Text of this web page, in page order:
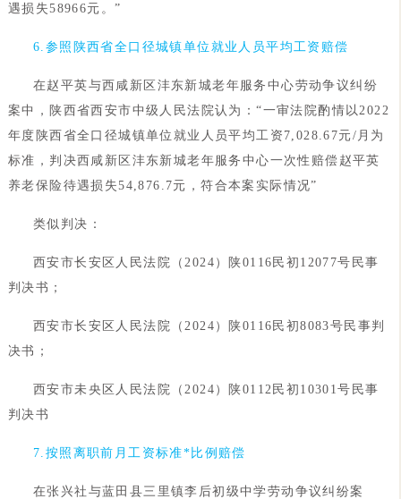
遇损失58966元。”
6.参照陕西省全口径城镇单位就业人员平均工资赔偿
在赵平英与西咸新区沣东新城老年服务中心劳动争议纠纷
案中，陕西省西安市中级人民法院认为：“一审法院酌情以2022
年度陕西省全口径城镇单位就业人员平均工资7,028.67元/月为
标准，判决西咸新区沣东新城老年服务中心一次性赔偿赵平英
养老保险待遇损失54,876.7元，符合本案实际情况”
类似判决：
西安市长安区人民法院（2024）陕0116民初12077号民事
判决书；
西安市长安区人民法院（2024）陕0116民初8083号民事判
决书；
西安市未央区人民法院（2024）陕0112民初10301号民事
判决书
7.按照离职前月工资标准*比例赔偿
在张兴社与蓝田县三里镇李后初级中学劳动争议纠纷案